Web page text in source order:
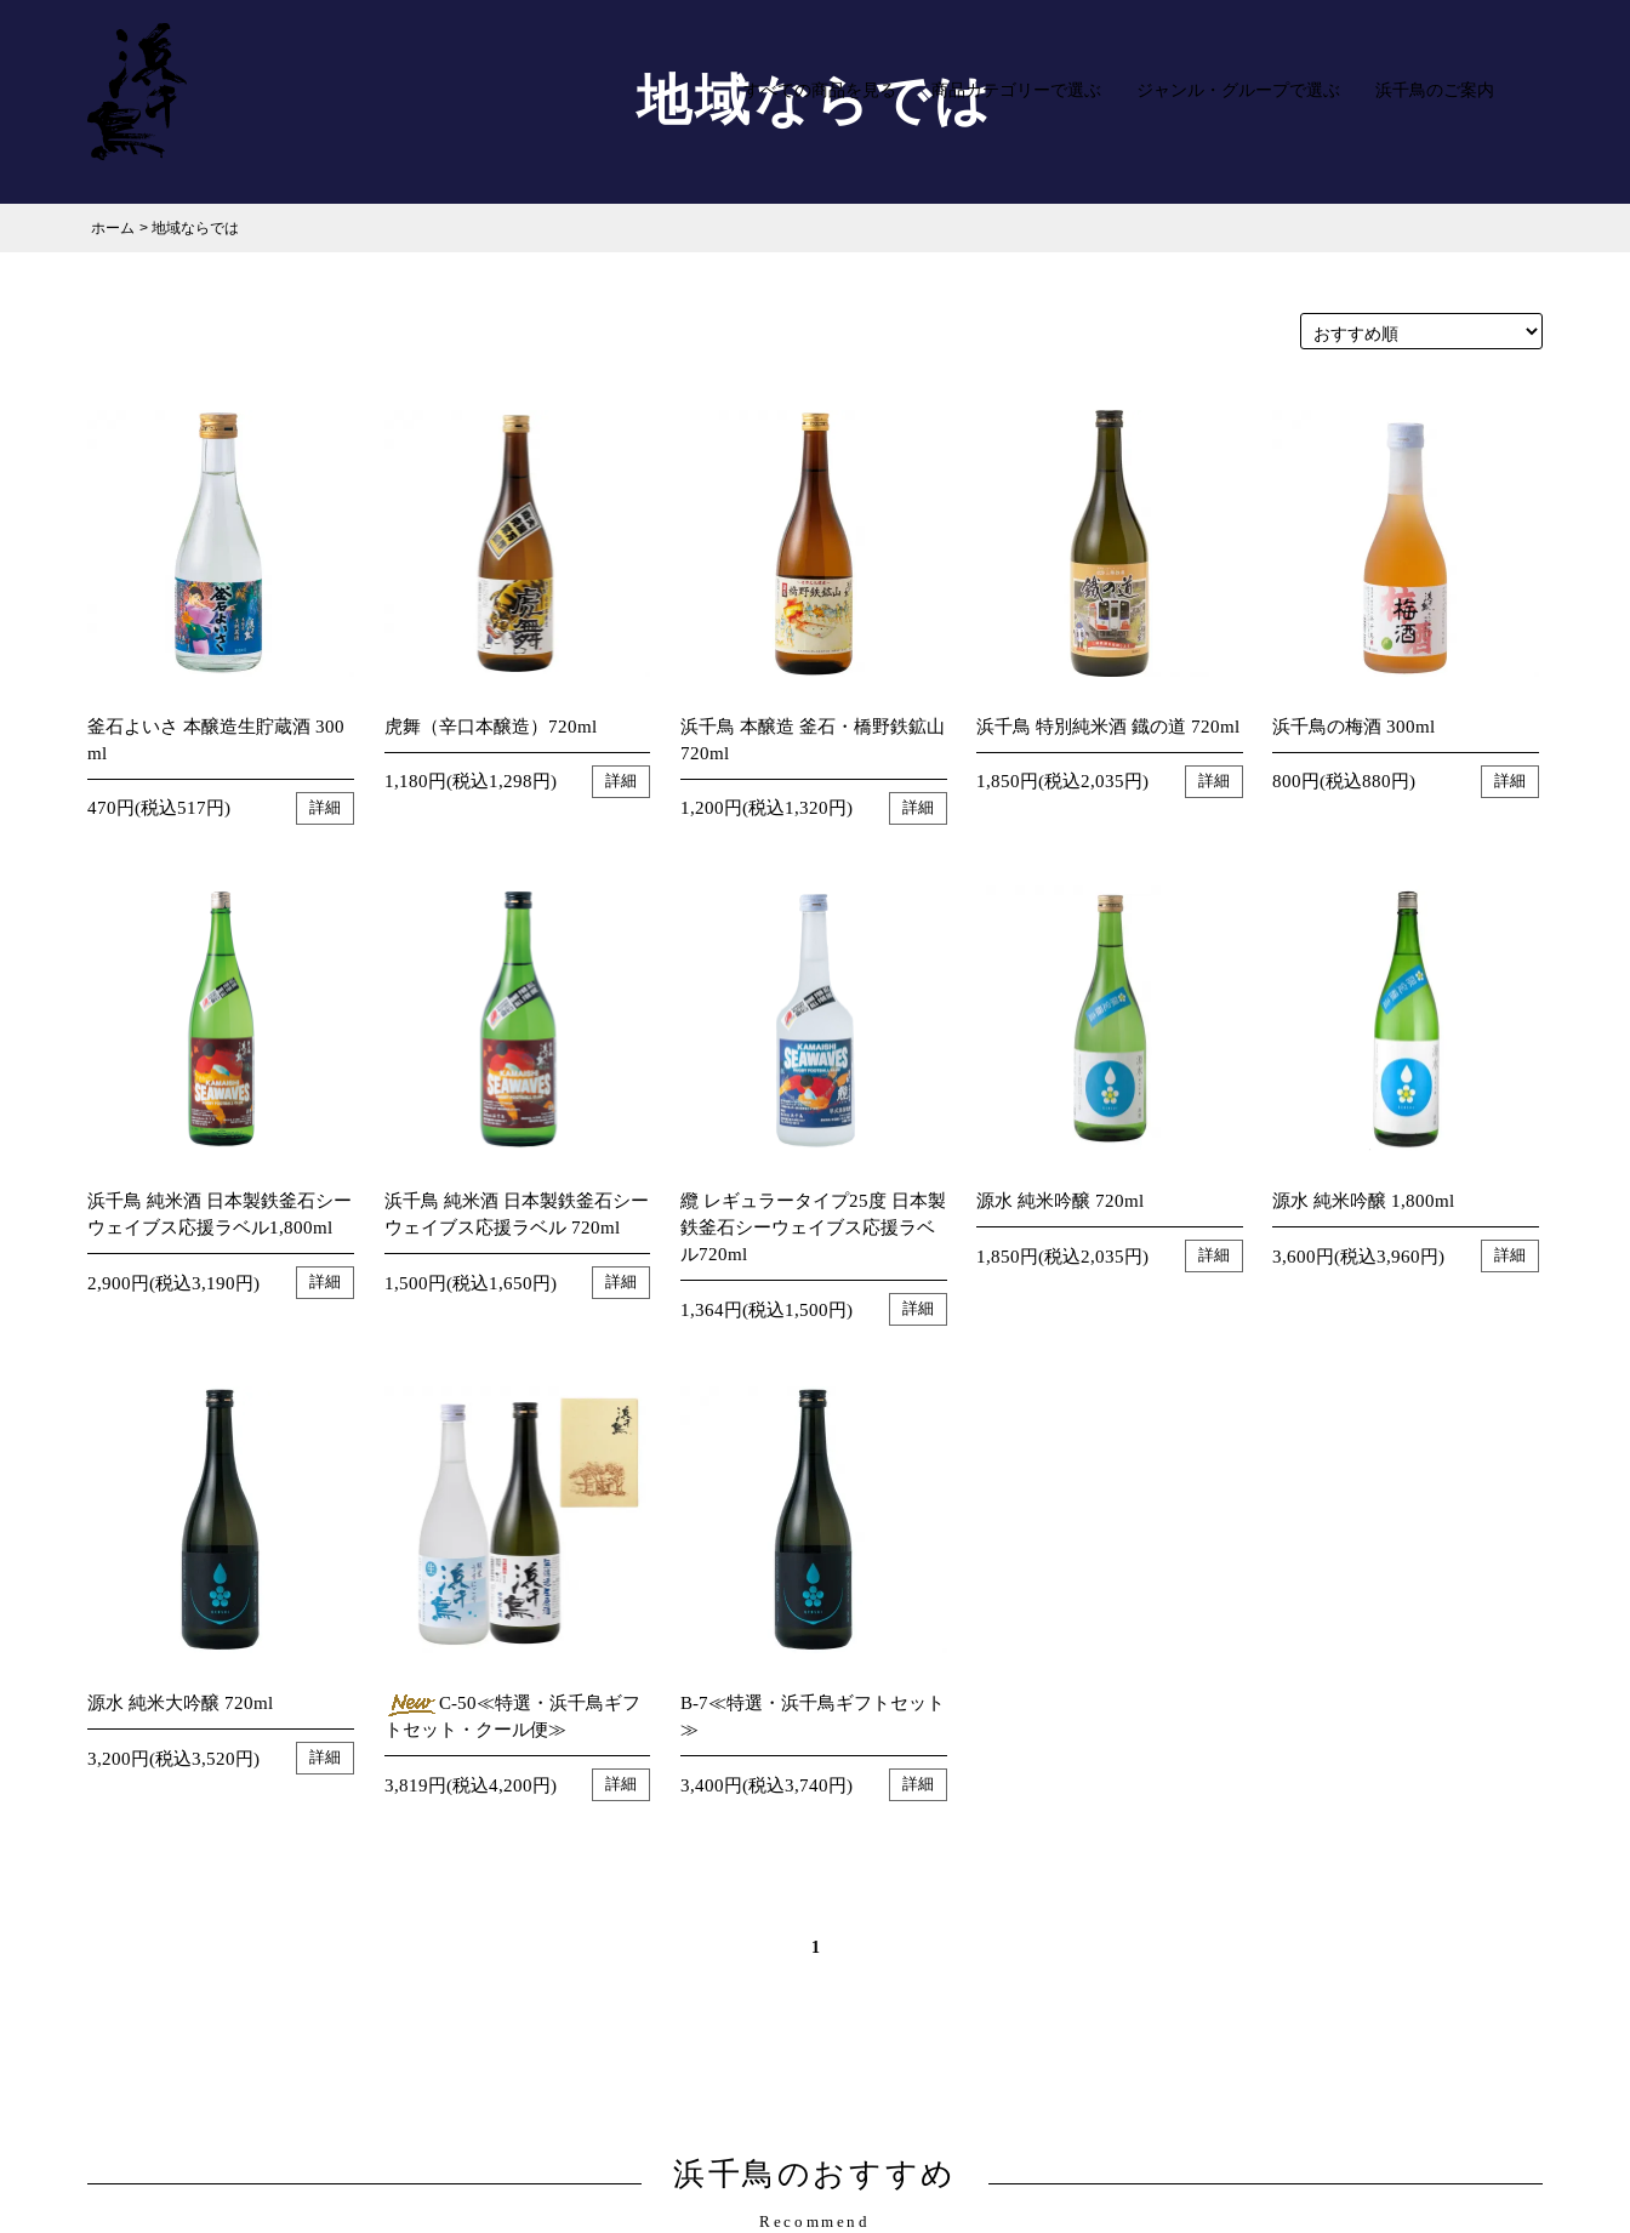
すべての商品を見る 商品カテゴリーで選ぶ ジャンル・グループで選ぶ 浜千鳥のご案内
地域ならでは
ホーム > 地域ならでは
釜石よいさ 本醸造生貯蔵酒 300
ml
470円(税込517円) 詳細
虎舞（辛口本醸造）720ml
1,180円(税込1,298円) 詳細
浜千鳥 本醸造 釜石・橋野鉄鉱山
720ml
1,200円(税込1,320円) 詳細
浜千鳥 特別純米酒 鐡の道 720ml
1,850円(税込2,035円) 詳細
浜千鳥の梅酒 300ml
800円(税込880円) 詳細
浜千鳥 純米酒 日本製鉄釜石シー
ウェイブス応援ラベル1,800ml
2,900円(税込3,190円) 詳細
浜千鳥 純米酒 日本製鉄釜石シー
ウェイブス応援ラベル 720ml
1,500円(税込1,650円) 詳細
纜 レギュラータイプ25度 日本製
鉄釜石シーウェイブス応援ラベ
ル720ml
1,364円(税込1,500円) 詳細
源水 純米吟醸 720ml
1,850円(税込2,035円) 詳細
源水 純米吟醸 1,800ml
3,600円(税込3,960円) 詳細
源水 純米大吟醸 720ml
3,200円(税込3,520円) 詳細
C-50≪特選・浜千鳥ギフ
トセット・クール便≫
3,819円(税込4,200円) 詳細
B-7≪特選・浜千鳥ギフトセット
≫
3,400円(税込3,740円) 詳細
1
浜千鳥のおすすめ
Recommend